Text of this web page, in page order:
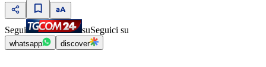
Segui suSeguici su
whatsapp discover